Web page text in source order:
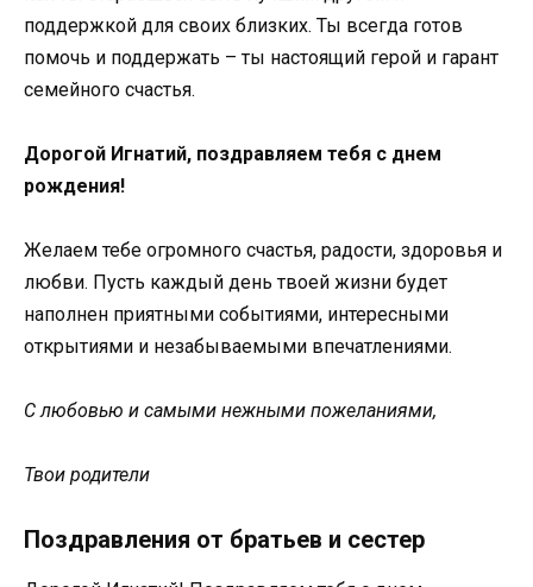
поддержкой для своих близких. Ты всегда готов
помочь и поддержать – ты настоящий герой и гарант
семейного счастья.
Дорогой Игнатий, поздравляем тебя с днем
рождения!
Желаем тебе огромного счастья, радости, здоровья и
любви. Пусть каждый день твоей жизни будет
наполнен приятными событиями, интересными
открытиями и незабываемыми впечатлениями.
С любовью и самыми нежными пожеланиями,
Твои родители
Поздравления от братьев и сестер